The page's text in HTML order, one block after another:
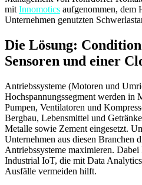
mit Innomotics aufgenommen, dem
Unternehmen genutzten
Die Lösung:
Sensoren und einer
Antriebssysteme (Motoren und
Hochspannungssegment werden in
Pumpen, Ventilatoren und
Bergbau, Lebensmittel und
Metalle sowie Zement eingesetzt.
Unternehmen aus diesen Branchen
Antriebssysteme maximieren.
Industrial IoT, die mit Data
Ausfälle vermeiden hilft.